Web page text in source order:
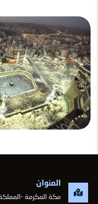
العنوان
مكة المكرمة -